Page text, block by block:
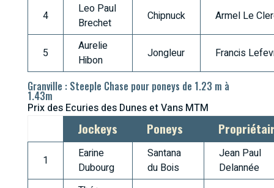
4
Leo Paul
Brechet
Chipnuck Armel Le
5
Aurelie
Hibon
Jongleur Francis
Granville : Steeple Chase pour poneys de 1.23 m à
1.43m
Prix des Ecuries des Dunes et Vans MTM
Jockeys Poneys
1
Earine
Dubourg
Santana
du Bois
Jean Paul
Delannée